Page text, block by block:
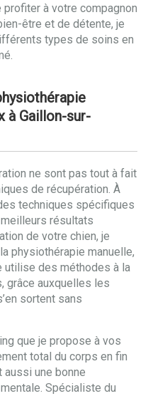
profiter à votre compagnon
être et de détente, je
types de soins en
à Gaillon-sur-
ne sont pas tout à fait
de récupération. À
techniques spécifiques
meilleurs résultats
de votre chien, je
physiothérapie manuelle,
utilise des méthodes à la
grâce auxquelles les
sortent sans
que je propose à vos
total du corps en fin
une bonne
Spécialiste du